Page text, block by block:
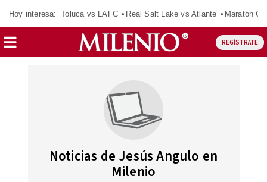
Hoy interesa: Toluca vs LAFC Real Salt Lake vs Atlante Maratón
REGÍSTRATE
Noticias de Jesús Angulo en
Milenio